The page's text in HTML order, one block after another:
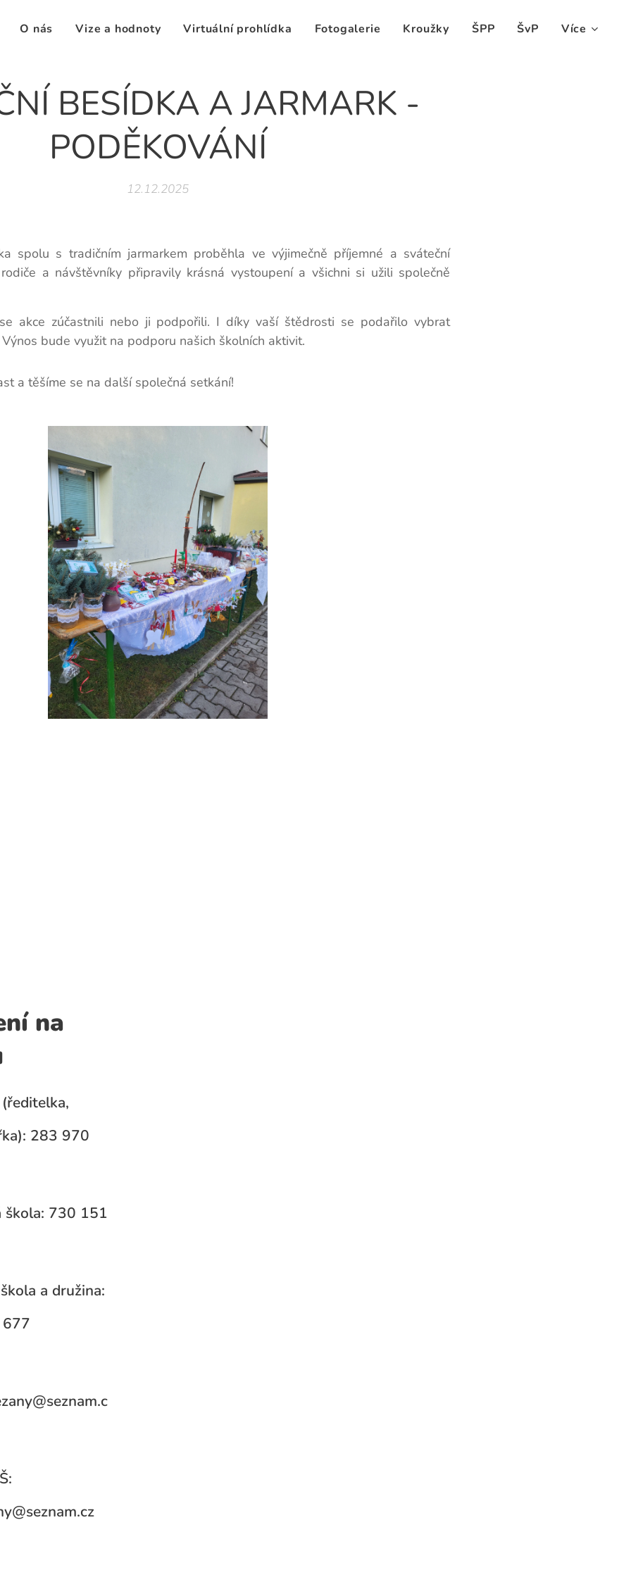
O nás Vize a hodnoty Virtuální prohlídka Fotogalerie Kroužky ŠPP ŠvP Více
BESÍDKA A JARMARK -
PODĚKOVÁNÍ
12.12.2025
spolu s tradičním jarmarkem proběhla ve výjimečně příjemné a sváteční
a návštěvníky připravily krásná vystoupení a všichni si užili společně
akce zúčastnili nebo ji podpořili. I díky vaší štědrosti se podařilo vybrat
Výnos bude využit na podporu našich školních aktivit.
a těšíme se na další společná setkání! 🎄✨
na
283 970
škola: 730 151
a družina: